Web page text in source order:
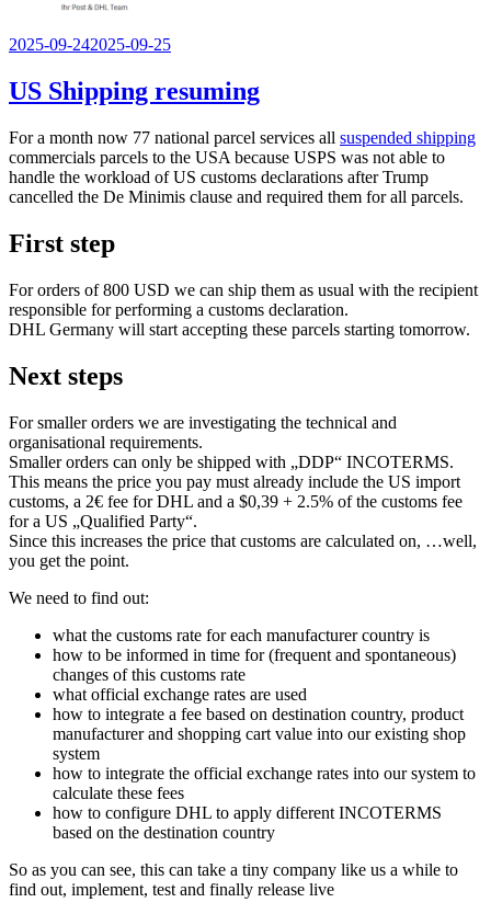
Veröffentlicht
2025-09-242025-09-25
US Shipping resuming
For a month now 77 national parcel services all suspended shipping
commercials parcels to the USA because USPS was not able to
handle the workload of US customs declarations after Trump
cancelled the De Minimis clause and required them for all parcels.
First step
For orders of 800 USD we can ship them as usual with the recipient
responsible for performing a customs declaration.
DHL Germany will start accepting these parcels starting tomorrow.
Next steps
For smaller orders we are investigating the technical and
organisational requirements.
Smaller orders can only be shipped with „DDP“ INCOTERMS.
This means the price you pay must already include the US import
customs, a 2€ fee for DHL and a $0,39 + 2.5% of the customs fee
for a US „Qualified Party“.
Since this increases the price that customs are calculated on, …well,
you get the point.
We need to find out:
what the customs rate for each manufacturer country is
how to be informed in time for (frequent and spontaneous)
changes of this customs rate
what official exchange rates are used
how to integrate a fee based on destination country, product
manufacturer and shopping cart value into our existing shop
system
how to integrate the official exchange rates into our system to
calculate these fees
how to configure DHL to apply different INCOTERMS
based on the destination country
So as you can see, this can take a tiny company like us a while to
find out, implement, test and finally release live